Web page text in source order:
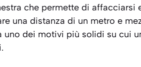
che permette di
una distanza di un metro e
uno dei motivi più solidi su cui